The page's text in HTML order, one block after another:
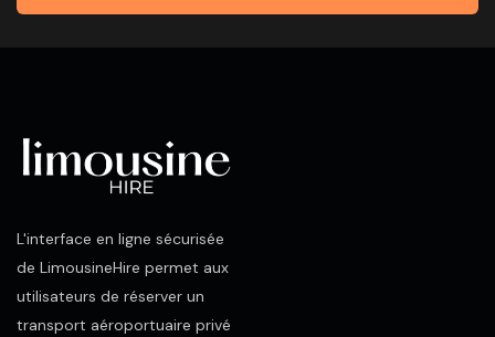
L'interface en ligne sécurisée
de LimousineHire permet aux
utilisateurs de réserver un
transport aéroportuaire privé